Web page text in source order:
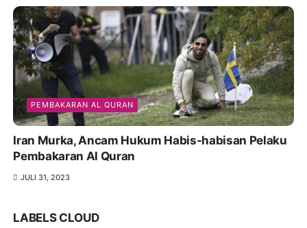
PEMBAKARAN AL QURAN
Iran Murka, Ancam Hukum Habis-habisan Pelaku
Pembakaran Al Quran
JULI 31, 2023
LABELS CLOUD